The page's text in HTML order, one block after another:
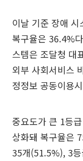
이날 기준 장애
복구율은 36.4%
스템은 조달청 대
외부 사회서비스
정정보 공동이용
중요도가 큰 1등
상화돼 복구율은
35개(51.5%), 3